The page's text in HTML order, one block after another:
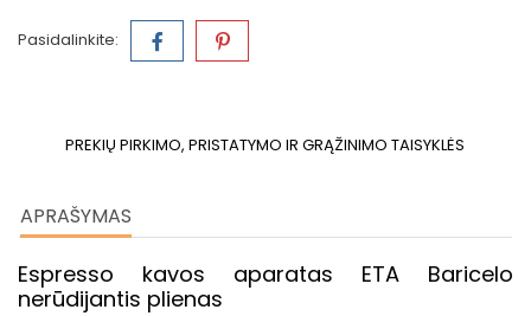
Pasidalinkite:
PREKIŲ PIRKIMO, PRISTATYMO IR GRĄŽINIMO TAISYKLĖS
APRAŠYMAS
Espresso kavos aparatas ETA Baricelo
nerūdijantis plienas